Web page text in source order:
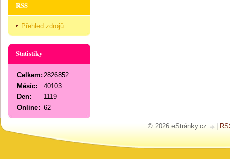
RSS
Přehled zdrojů
Statistiky
Online: 62
Celkem: 2826852
Měsíc:
40103
Den:
1119
© 2026 eStránky.cz